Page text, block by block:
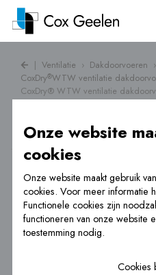
| Ventilatie › Dakdoorvoeren ›
CoxDry®WTW ventilatie
CoxDry® WTW ventilatie
dak
Onze website
cookies
Onze website maakt gebruik
cookies. Voor meer informatie
Functionele cookies zijn
functioneren van onze website
toestemming nodig.
Cookies